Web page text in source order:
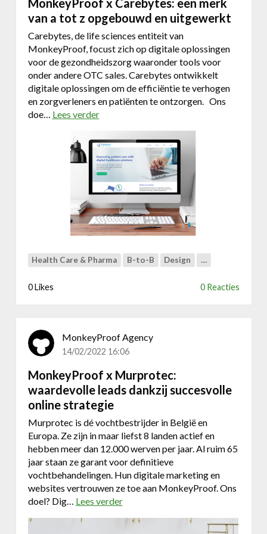
n
g
o
o
r
b
e
t
e
s
u
i
e
k
e
u
k
:
e
n
u
n
i
e
k
e
o
n
e
e
s
c
a
m
!
MonkeyProof x Carebytes: een merk
van a tot z opgebouwd en uitgewerkt
Carebytes, de life sciences entiteit van
MonkeyProof, focust zich op digitale oplossingen
voor de gezondheidszorg waaronder tools voor
onder andere OTC sales. Carebytes ontwikkelt
digitale oplossingen om de efficiëntie te verhogen
en zorgverleners en patiënten te ontzorgen. Ons
doe… Lees verdero
e
r
M
o
n
k
e
y
r
a
r
b
y
t
e
s
:
e
e
n
m
e
r
Health Care & Pharma B-to-B Design …
0 Likes 0 Reacties
MonkeyProof Agency
14/02/2022 16:06
MonkeyProof x Murprotec:
waardevolle leads dankzij succesvolle
online strategie
Murprotec is dé vochtbestrijder in België en
Europa. Ze zijn in maar liefst 8 landen actief en
hebben meer dan 12.000 werven per jaar. Al ruim 65
jaar staan ze garant voor definitieve
vochtbehandelingen. Hun digitale marketing en
websites vertrouwen ze toe aan MonkeyProof. Ons
doel? Dig… Lees verdero
e